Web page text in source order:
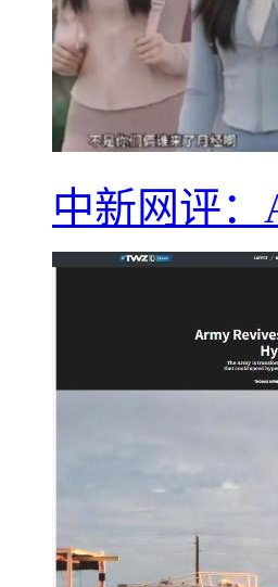
中新网评